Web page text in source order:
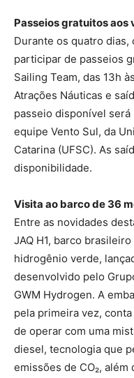
Passeios gratuitos
Durante os quatro
participar de passeios
Sailing Team, das 13h
Atrações Náuticas e
passeio disponível
equipe Vento Sul, da
Catarina (UFSC). As
disponibilidade.
Visita ao barco de 36
Entre as novidades
JAQ H1, barco
hidrogênio verde,
desenvolvido pelo
GWM Hydrogen. A
pela primeira vez,
de operar com uma
diesel, tecnologia que
emissões de CO₂,